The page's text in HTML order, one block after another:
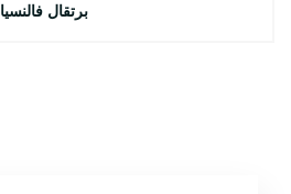
برتقال فالنسيا